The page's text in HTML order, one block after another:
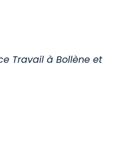
Travail à Bollène et